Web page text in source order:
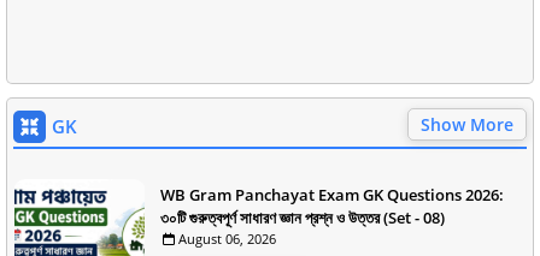
GK Show More
WB Gram Panchayat Exam GK Questions 2026:
৩০টি গুরুত্বপূর্ণ সাধারণ জ্ঞান প্রশ্ন ও উত্তর (Set - 08)
August 06, 2026